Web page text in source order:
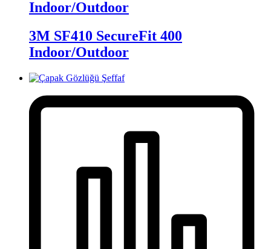
Indoor/Outdoor
3M SF410 SecureFit 400
Indoor/Outdoor